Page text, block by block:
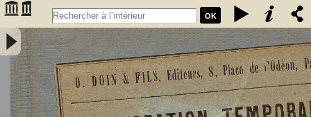
OK
L'Astronomie, observations, théorie et vulgarisation générale / par
Marcel Moye,... - Moye, Marcel (1873-1939). Auteur